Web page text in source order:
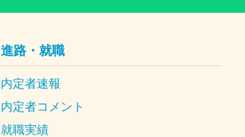
進路・就職
内定者速報
内定者コメント
就職実績